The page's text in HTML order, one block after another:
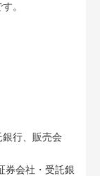
。
銀行、販売会
券会社・受託銀